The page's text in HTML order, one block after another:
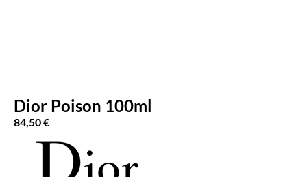
Dior Poison 100ml
84,50€